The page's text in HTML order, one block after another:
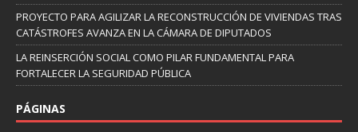
PROYECTO PARA AGILIZAR LA RECONSTRUCCIÓN DE VIVIENDAS TRAS
CATÁSTROFES AVANZA EN LA CÁMARA DE DIPUTADOS
LA REINSERCIÓN SOCIAL COMO PILAR FUNDAMENTAL PARA
FORTALECER LA SEGURIDAD PÚBLICA
PÁGINAS